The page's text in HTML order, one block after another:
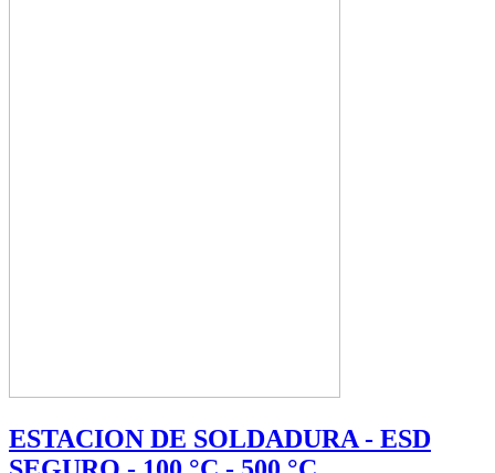
ESTACION DE SOLDADURA - ESD